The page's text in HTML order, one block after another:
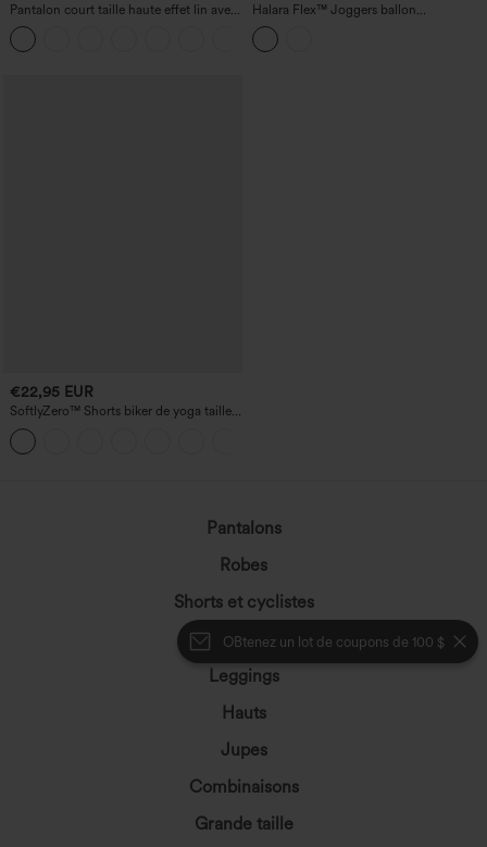
OBtenez un lot de coupons de 100 $
Pantalon court taille haute effet lin avec
poche zippée
Halara Flex™ Joggers ballon
décontractés en jean, taille mi-haute,
avec poches
€22,95 EUR
SoftlyZero™ Shorts biker de yoga taille
haute avec empiècement croisé et
poche, 7" - UPF50+
Pantalons
Robes
Shorts et cyclistes
Denim
Leggings
Hauts
Jupes
Combinaisons
Grande taille